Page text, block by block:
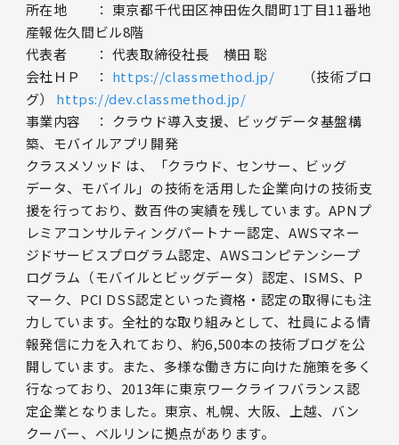
所在地 ： 東京都千代田区神田佐久間町1丁目11番地
産報佐久間ビル8階
代表者 ： 代表取締役社長 横田 聡
会社ＨＰ ： https://classmethod.jp/ （技術ブロ
グ） https://dev.classmethod.jp/
事業内容 ： クラウド導入支援、ビッグデータ基盤構
築、モバイルアプリ開発
クラスメソッド は、「クラウド、センサー、ビッグ
データ、モバイル」の技術を活用した企業向けの技術支
援を行っており、数百件の実績を残しています。APNプ
レミアコンサルティングパートナー認定、AWSマネー
ジドサービスプログラム認定、AWSコンピテンシープ
ログラム（モバイルとビッグデータ）認定、ISMS、P
マーク、PCI DSS認定といった資格・認定の取得にも注
力しています。全社的な取り組みとして、社員による情
報発信に力を入れており、約6,500本の技術ブログを公
開しています。また、多様な働き方に向けた施策を多く
行なっており、2013年に東京ワークライフバランス認
定企業となりました。東京、札幌、大阪、上越、バン
クーバー、ベルリンに拠点があります。